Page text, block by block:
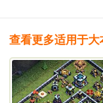
查看更多适用于